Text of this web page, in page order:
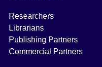
Researchers
Librarians
Publishing Partners
Commercial Partners